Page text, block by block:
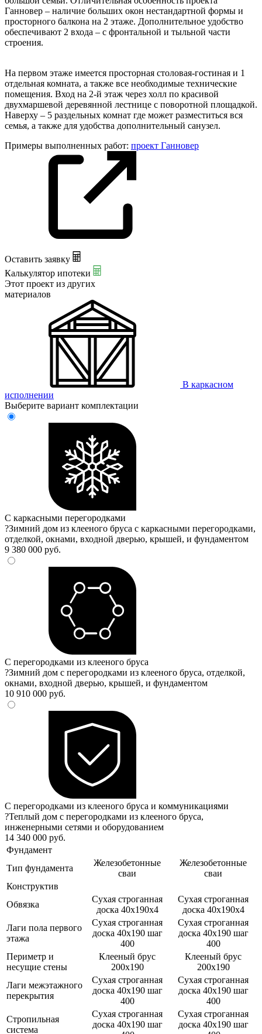
Ганновер – наличие больших окон нестандартной формы и
просторного балкона на 2 этаже. Дополнительное удобство
обеспечивают 2 входа – с фронтальной и тыльной части
строения.
На первом этаже имеется просторная столовая-гостиная и 1
отдельная комната, а также все необходимые технические
помещения. Вход на 2-й этаж через холл по красивой
двухмаршевой деревянной лестнице с поворотной площадкой.
Наверху – 5 раздельных комнат где может разместиться вся
семья, а также для удобства дополнительный санузел.
Примеры выполненных работ: проект Ганновер
Оставить заявку
Калькулятор ипотеки
Этот проект из других
материалов
В каркасном
исполнении
Выберите вариант комплектации
С каркасными перегородками
?Зимний дом из клееного бруса с каркасными перегородками,
отделкой, окнами, входной дверью, крышей, и фундаментом
9 380 000 руб.
С перегородками из клееного бруса
?Зимний дом с перегородками из клееного бруса, отделкой,
окнами, входной дверью, крышей, и фундаментом
10 910 000 руб.
С перегородками из клееного бруса и коммуникациями
?Теплый дом с перегородками из клееного бруса,
инженерными сетями и оборудованием
14 340 000 руб.
Фундамент
Тип фундамента
Железобетонные
сваи
Железобетонные
сваи
Конструктив
Обвязка
Сухая строганная
доска 40х190х4
Сухая строганная
доска 40х190х4
Лаги пола первого
этажа
Сухая строганная
доска 40х190 шаг
400
Сухая строганная
доска 40х190 шаг
400
Периметр и
несущие стены
Клееный брус
200х190
Клееный брус
200х190
Лаги межэтажного
перекрытия
Сухая строганная
доска 40х190 шаг
400
Сухая строганная
доска 40х190 шаг
400
Стропильная
система
Сухая строганная
доска 40х190 шаг
Сухая строганная
доска 40х190 шаг